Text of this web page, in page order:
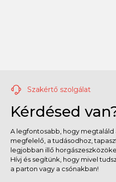
Savage Gear (140)
Seaguar (4)
Select (58)
Shimano (13)
SpinMad (155)
Szakértő szolgálat
Kérdésed
A legfontosabb, hogy megtaláld
megfelelő, a tudásodhoz,
legjobban illő
Hívj és segítünk, hogy mivel
a parton vagy a csónakban!